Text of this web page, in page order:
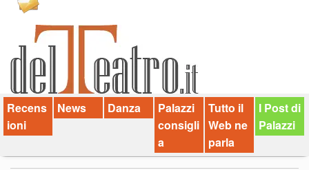
Chi siamo
Contatti
dT in English
Recens
ioni
News Danza
Palazzi
consigli
a
Tutto il
Web ne
parla
I Post di
Palazzi